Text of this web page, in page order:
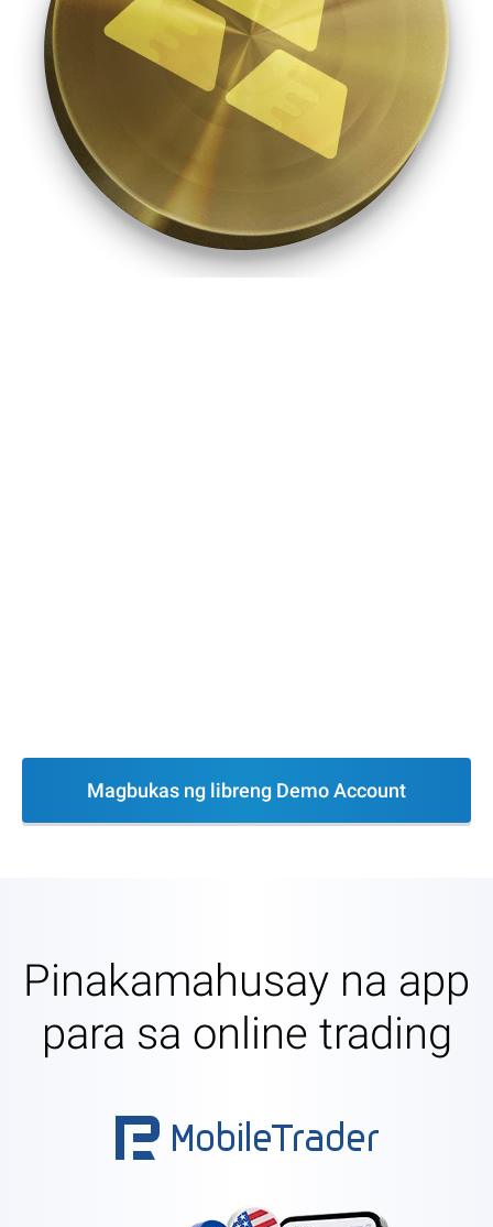
Magbukas ng libreng Demo Account
Pinakamahusay na app
para sa online trading